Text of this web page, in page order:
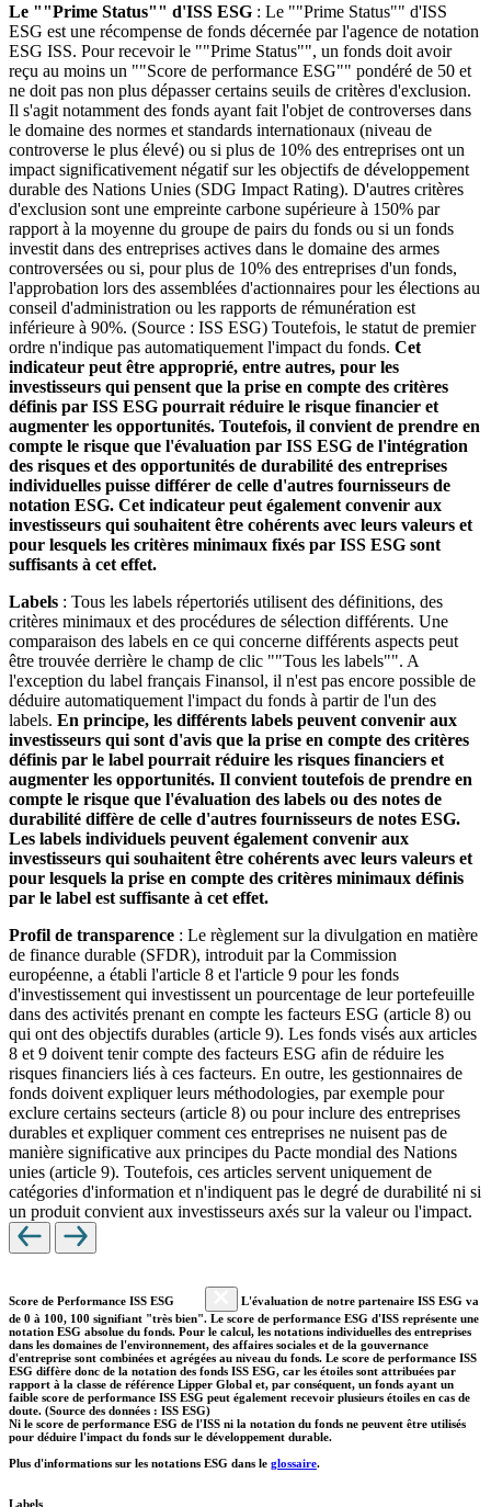
Le ""Prime Status"" d'ISS ESG : Le ""Prime Status"" d'ISS
ESG est une récompense de fonds décernée par l'agence de notation
ESG ISS. Pour recevoir le ""Prime Status"", un fonds doit avoir
reçu au moins un ""Score de performance ESG"" pondéré de 50 et
ne doit pas non plus dépasser certains seuils de critères d'exclusion.
Il s'agit notamment des fonds ayant fait l'objet de controverses dans
le domaine des normes et standards internationaux (niveau de
controverse le plus élevé) ou si plus de 10% des entreprises ont un
impact significativement négatif sur les objectifs de développement
durable des Nations Unies (SDG Impact Rating). D'autres critères
d'exclusion sont une empreinte carbone supérieure à 150% par
rapport à la moyenne du groupe de pairs du fonds ou si un fonds
investit dans des entreprises actives dans le domaine des armes
controversées ou si, pour plus de 10% des entreprises d'un fonds,
l'approbation lors des assemblées d'actionnaires pour les élections au
conseil d'administration ou les rapports de rémunération est
inférieure à 90%. (Source : ISS ESG) Toutefois, le statut de premier
ordre n'indique pas automatiquement l'impact du fonds. Cet
indicateur peut être approprié, entre autres, pour les
investisseurs qui pensent que la prise en compte des critères
définis par ISS ESG pourrait réduire le risque financier et
augmenter les opportunités. Toutefois, il convient de prendre en
compte le risque que l'évaluation par ISS ESG de l'intégration
des risques et des opportunités de durabilité des entreprises
individuelles puisse différer de celle d'autres fournisseurs de
notation ESG. Cet indicateur peut également convenir aux
investisseurs qui souhaitent être cohérents avec leurs valeurs et
pour lesquels les critères minimaux fixés par ISS ESG sont
suffisants à cet effet.
Labels : Tous les labels répertoriés utilisent des définitions, des
critères minimaux et des procédures de sélection différents. Une
comparaison des labels en ce qui concerne différents aspects peut
être trouvée derrière le champ de clic ""Tous les labels"". A
l'exception du label français Finansol, il n'est pas encore possible de
déduire automatiquement l'impact du fonds à partir de l'un des
labels. En principe, les différents labels peuvent convenir aux
investisseurs qui sont d'avis que la prise en compte des critères
définis par le label pourrait réduire les risques financiers et
augmenter les opportunités. Il convient toutefois de prendre en
compte le risque que l'évaluation des labels ou des notes de
durabilité diffère de celle d'autres fournisseurs de notes ESG.
Les labels individuels peuvent également convenir aux
investisseurs qui souhaitent être cohérents avec leurs valeurs et
pour lesquels la prise en compte des critères minimaux définis
par le label est suffisante à cet effet.
Profil de transparence : Le règlement sur la divulgation en matière
de finance durable (SFDR), introduit par la Commission
européenne, a établi l'article 8 et l'article 9 pour les fonds
d'investissement qui investissent un pourcentage de leur portefeuille
dans des activités prenant en compte les facteurs ESG (article 8) ou
qui ont des objectifs durables (article 9). Les fonds visés aux articles
8 et 9 doivent tenir compte des facteurs ESG afin de réduire les
risques financiers liés à ces facteurs. En outre, les gestionnaires de
fonds doivent expliquer leurs méthodologies, par exemple pour
exclure certains secteurs (article 8) ou pour inclure des entreprises
durables et expliquer comment ces entreprises ne nuisent pas de
manière significative aux principes du Pacte mondial des Nations
unies (article 9). Toutefois, ces articles servent uniquement de
catégories d'information et n'indiquent pas le degré de durabilité ni si
un produit convient aux investisseurs axés sur la valeur ou l'impact.
Score de Performance ISS ESG
L'évaluation de notre partenaire ISS ESG va
de 0 à 100, 100 signifiant "très bien". Le score de performance ESG d'ISS représente une
notation ESG absolue du fonds. Pour le calcul, les notations individuelles des entreprises
dans les domaines de l'environnement, des affaires sociales et de la gouvernance
d'entreprise sont combinées et agrégées au niveau du fonds. Le score de performance ISS
ESG diffère donc de la notation des fonds ISS ESG, car les étoiles sont attribuées par
rapport à la classe de référence Lipper Global et, par conséquent, un fonds ayant un
faible score de performance ISS ESG peut également recevoir plusieurs étoiles en cas de
doute. (Source des données : ISS ESG)
Ni le score de performance ESG de l'ISS ni la notation du fonds ne peuvent être utilisés
pour déduire l'impact du fonds sur le développement durable.
Plus d'informations sur les notations ESG dans le glossaire.
Labels